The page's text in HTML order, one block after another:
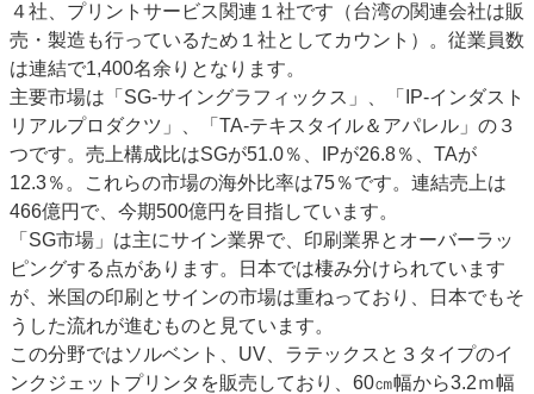
４社、プリントサービス関連１社です（台湾の関連会社は販
売・製造も行っているため１社としてカウント）。従業員数
は連結で1,400名余りとなります。
主要市場は「SG-サイングラフィックス」、「IP-インダスト
リアルプロダクツ」、「TA-テキスタイル＆アパレル」の３
つです。売上構成比はSGが51.0％、IPが26.8％、TAが
12.3％。これらの市場の海外比率は75％です。連結売上は
466億円で、今期500億円を目指しています。
「SG市場」は主にサイン業界で、印刷業界とオーバーラッ
ピングする点があります。日本では棲み分けられています
が、米国の印刷とサインの市場は重ねっており、日本でもそ
うした流れが進むものと見ています。
この分野ではソルベント、UV、ラテックスと３タイプのイ
ンクジェットプリンタを販売しており、60㎝幅から3.2ｍ幅